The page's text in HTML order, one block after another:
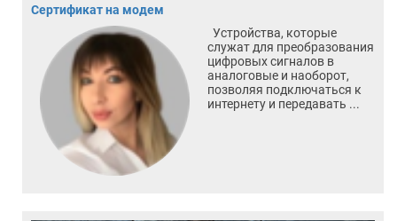
Сертификат на модем
Устройства, которые
служат для преобразования
цифровых сигналов в
аналоговые и наоборот,
позволяя подключаться к
интернету и передавать ...